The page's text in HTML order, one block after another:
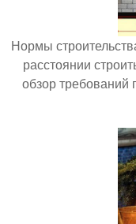
Нормы
расстоянии
обзор